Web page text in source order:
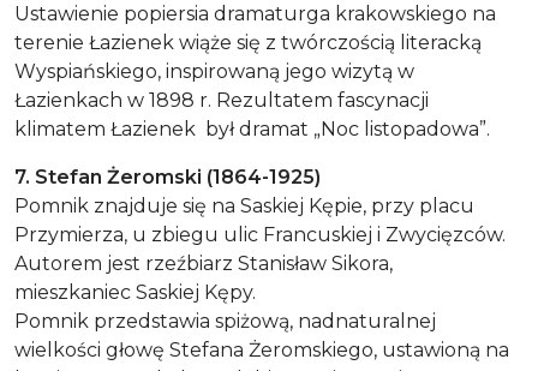
Ustawienie popiersia dramaturga krakowskiego na
terenie Łazienek wiąże się z twórczością literacką
Wyspiańskiego, inspirowaną jego wizytą w
Łazienkach w 1898 r. Rezultatem fascynacji
klimatem Łazienek był dramat „Noc listopadowa”.
7. Stefan Żeromski (1864-1925)
Pomnik znajduje się na Saskiej Kępie, przy placu
Przymierza, u zbiegu ulic Francuskiej i Zwycięzców.
Autorem jest rzeźbiarz Stanisław Sikora,
mieszkaniec Saskiej Kępy.
Pomnik przedstawia spiżową, nadnaturalnej
wielkości głowę Stefana Żeromskiego, ustawioną na